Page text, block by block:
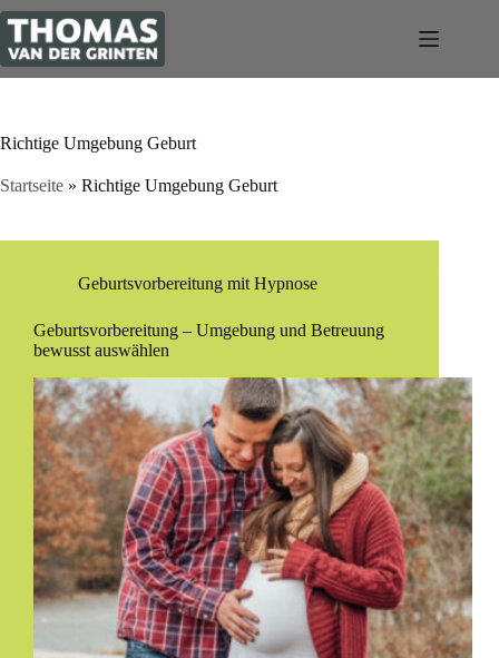
Zum
Inhalt
springen
Richtige Umgebung Geburt
Startseite » Richtige Umgebung Geburt
Geburtsvorbereitung mit Hypnose
Geburtsvorbereitung – Umgebung und Betreuung
bewusst auswählen